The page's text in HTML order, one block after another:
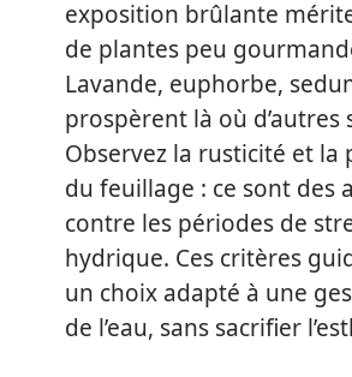
exposition brûlante
de plantes peu
Lavande, euphorbe,
prospèrent là où d’autres
Observez la rusticité et la
du feuillage : ce sont des
contre les périodes de
hydrique. Ces critères
un choix adapté à une
de l’eau, sans sacrifier